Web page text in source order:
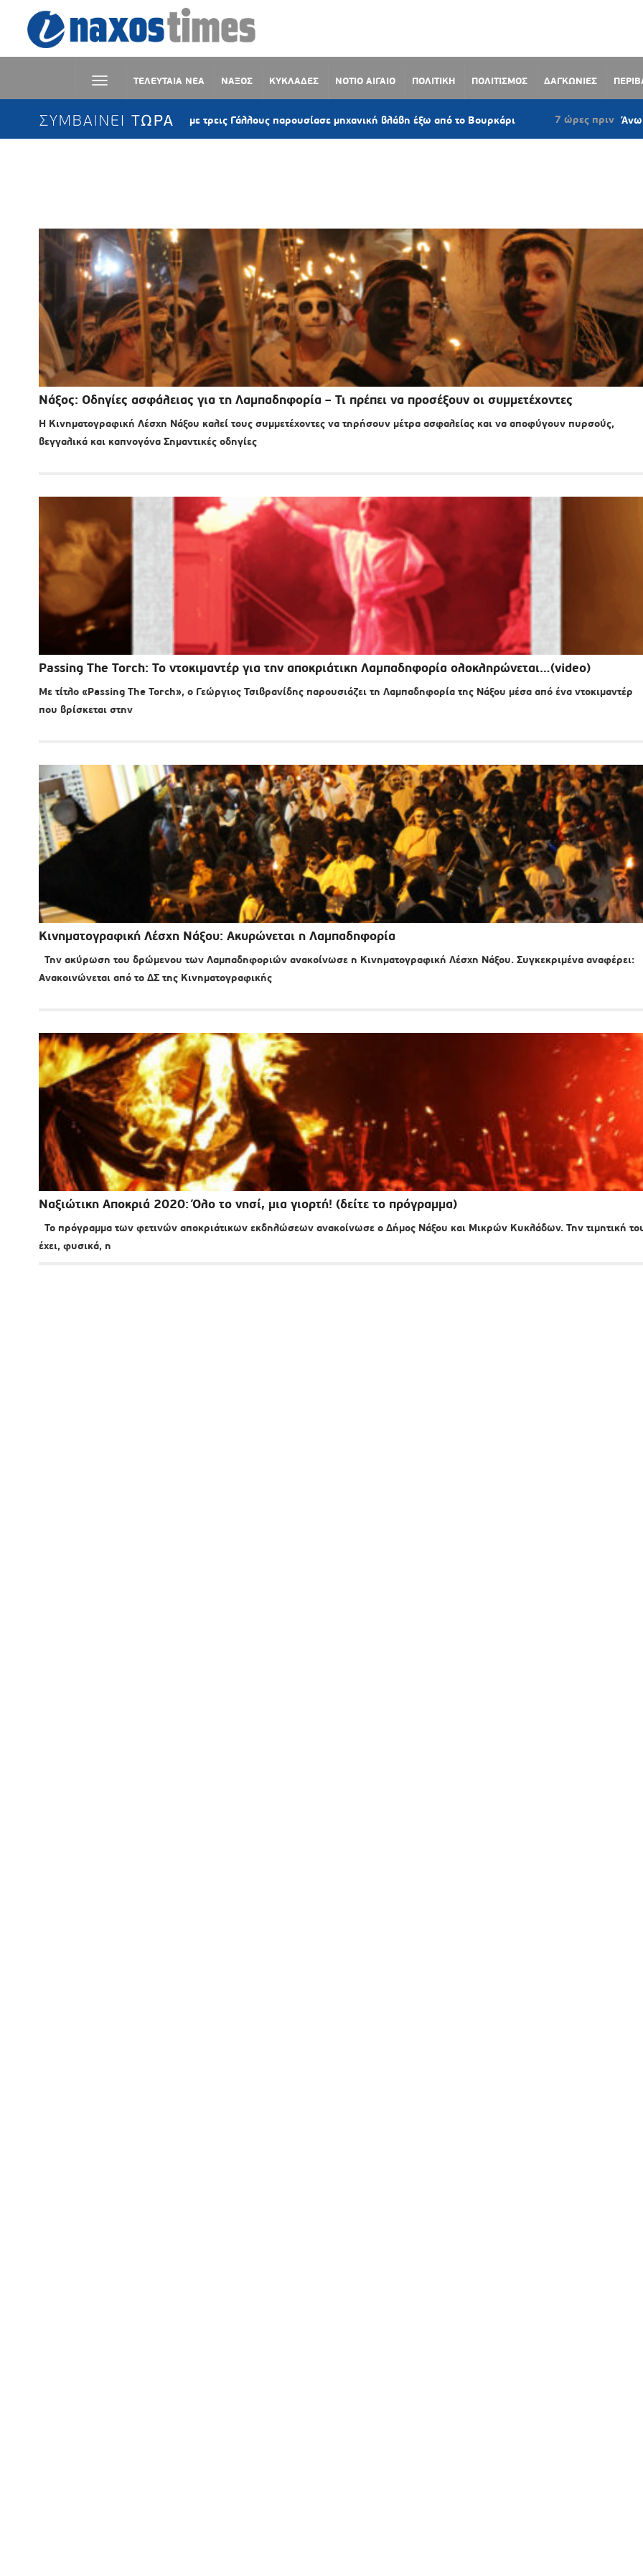
ΤΕΛΕΥΤΑΙΑ ΝΕΑ ΝΑΞΟΣ ΚΥΚΛΑΔΕΣ ΝΟΤΙΟ ΑΙΓΑΙΟ ΠΟΛΙΤΙΚΗ ΠΟΛΙΤΙΣΜΟΣ ΔΑΓΚΩΝΙΕΣ
ΣΥΜΒΑΙΝΕΙ ΤΩΡΑ
Κέα: Ιστιοφόρο με τρεις Γάλλους παρουσίασε μηχανική βλάβη έξω από το Βουρκάρι 7 ώρες πριν Άνω Σύρος:
Νάξος: Οδηγίες ασφάλειας για τη Λαμπαδηφορία – Τι πρέπει να προσέξουν οι συμμετέχοντες
Η Κινηματογραφική Λέσχη Νάξου καλεί τους συμμετέχοντες να τηρήσουν μέτρα ασφαλείας και να αποφύγουν πυρσούς,
βεγγαλικά και καπνογόνα Σημαντικές οδηγίες
Passing The Torch: Το ντοκιμαντέρ για την αποκριάτικη Λαμπαδηφορία ολοκληρώνεται…(video)
Με τίτλο «Passing The Torch», ο Γεώργιος Τσιβρανίδης παρουσιάζει τη Λαμπαδηφορία της Νάξου μέσα από ένα ντοκιμαντέρ
που βρίσκεται στην
Κινηματογραφική Λέσχη Νάξου: Ακυρώνεται η Λαμπαδηφορία
Την ακύρωση του δρώμενου των Λαμπαδηφοριών ανακοίνωσε η Κινηματογραφική Λέσχη Νάξου. Συγκεκριμένα αναφέρει:
Ανακοινώνεται από το ΔΣ της Κινηματογραφικής
Ναξιώτικη Αποκριά 2020: Όλο το νησί, μια γιορτή! (δείτε το πρόγραμμα)
Το πρόγραμμα των φετινών αποκριάτικων εκδηλώσεων ανακοίνωσε ο Δήμος Νάξου και Μικρών Κυκλάδων. Την τιμητική
έχει, φυσικά, η